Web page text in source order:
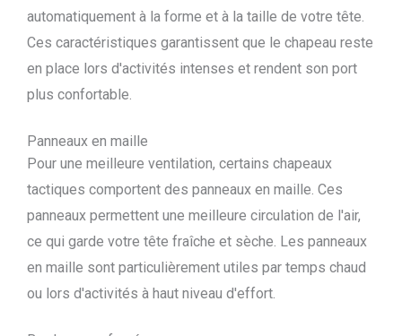
automatiquement à la forme et à la taille de votre tête.
Ces caractéristiques garantissent que le chapeau reste
en place lors d'activités intenses et rendent son port
plus confortable.
Panneaux en maille
Pour une meilleure ventilation, certains chapeaux
tactiques comportent des panneaux en maille. Ces
panneaux permettent une meilleure circulation de l'air,
ce qui garde votre tête fraîche et sèche. Les panneaux
en maille sont particulièrement utiles par temps chaud
ou lors d'activités à haut niveau d'effort.